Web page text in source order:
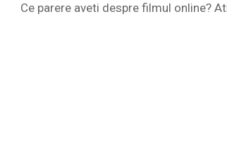
Ce parere aveti despre filmul online?